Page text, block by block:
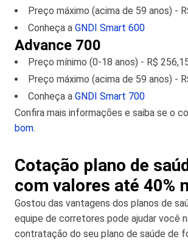
Preço máximo (acima de 59 anos) -
Conheça a GNDI Smart 600
Advance 700
Preço mínimo (0-18 anos) - R$
Preço máximo (acima de 59 anos) -
Conheça a GNDI Smart 700
Confira mais informações e saiba se o
bom.
Cotação plano de
com valores até 40%
Gostou das vantagens dos planos de
equipe de corretores pode ajudar você
contratação do seu plano de saúde de